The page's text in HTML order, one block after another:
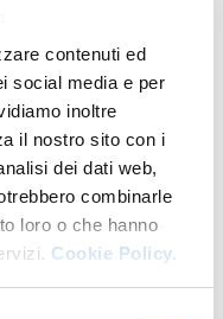
contenuti ed
social media e per
inoltre
il nostro sito con i
dei dati web,
combinarle
loro o che hanno
Cookie Policy.
prevedere in
sistemi di allerta e
per simulare
Panaro del 6
data-driven
un codice
su GPU, entrambi
risultati mostrano che